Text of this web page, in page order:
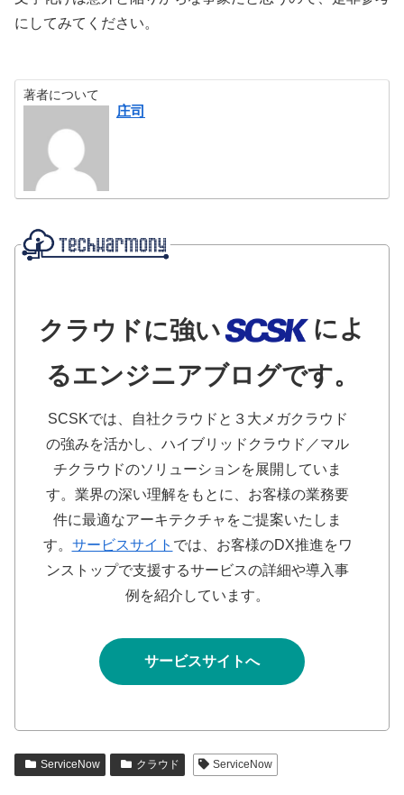
にしてみてください。
著者について
庄司
クラウドに強い
によ
るエンジニアブログです。
SCSKでは、自社クラウドと３大メガクラウド
の強みを活かし、ハイブリッドクラウド／マル
チクラウドのソリューションを展開していま
す。業界の深い理解をもとに、お客様の業務要
件に最適なアーキテクチャをご提案いたしま
す。 サービスサイト では、お客様のDX推進をワ
ンストップで支援するサービスの詳細や導入事
例を紹介しています。
サービスサイトへ
ServiceNow クラウド ServiceNow